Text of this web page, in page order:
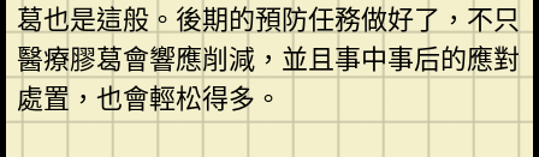
葛也是這般。後期的預防任務做好了，不只
醫療膠葛會響應削減，並且事中事后的應對
處置，也會輕松得多。